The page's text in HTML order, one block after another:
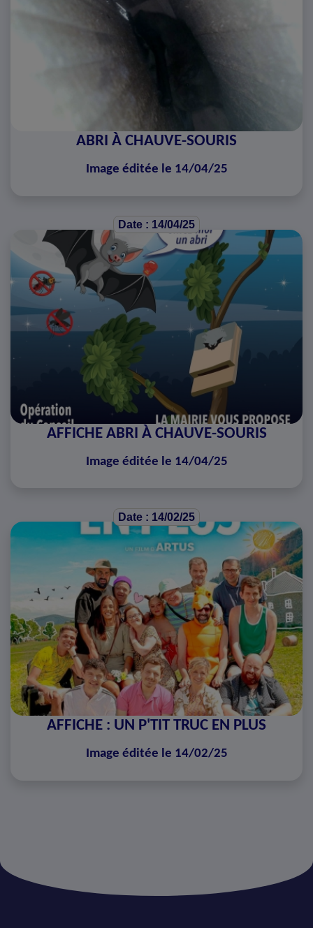
ABRI À CHAUVE-SOURIS
Image éditée le 14/04/25
Date : 14/04/25
AFFICHE ABRI À CHAUVE-SOURIS
Image éditée le 14/04/25
Date : 14/02/25
AFFICHE : UN P'TIT TRUC EN PLUS
Image éditée le 14/02/25